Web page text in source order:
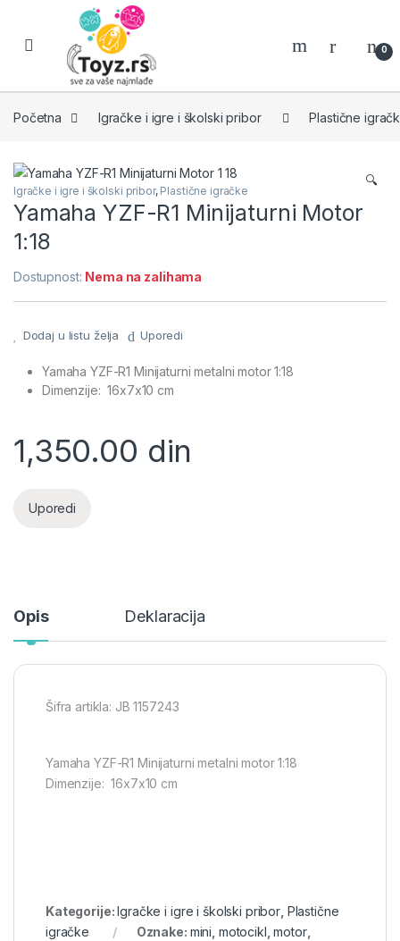
Skip to navigation
Skip to content
0
Početna Igračke i igre i školski pribor Plastične
🔍
Igračke i igre i školski pribor, Plastične igračke
Yamaha YZF-R1 Minijaturni Motor
1:18
Dostupnost: Nema na zalihama
Dodaj u listu želja Uporedi
Yamaha YZF-R1 Minijaturni metalni motor 1:18
Dimenzije: 16x7x10 cm
1,350.00 din
Uporedi
Opis Deklaracija
Šifra artikla: JB 1157243
Yamaha YZF-R1 Minijaturni metalni motor 1:18
Dimenzije: 16x7x10 cm
Kategorije:Igračke i igre i školski pribor Plastične
igračke
Oznake: mini motocikl ,motor,